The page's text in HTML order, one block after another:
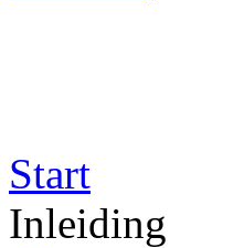
Start
Inleiding